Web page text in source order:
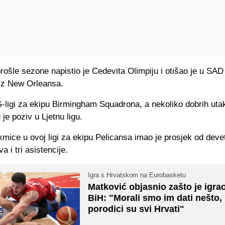
sezone napistio je Cedevita Olimpiju i otišao je u
New Orleansa.
ligi za ekipu Birmingham Squadrona, a nekoliko dobrih
je poziv u Ljetnu ligu.
u ovoj ligi za ekipu Pelicansa imao je prosjek od
i tri asistencije.
Igra s Hrvatskom na Eurobasketu
Matković objasnio zašto je
BiH: "Morali smo im dati nešto,
porodici su svi Hrvati"